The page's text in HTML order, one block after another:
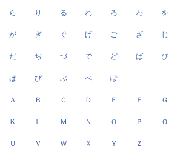
ら り る れ ろ わ を
が ぎ ぐ げ ご ざ じ
だ ぢ づ で ど ば び
ぱ ぴ ぷ ぺ ぽ
Ａ Ｂ Ｃ Ｄ Ｅ Ｆ Ｇ
Ｋ Ｌ Ｍ Ｎ Ｏ Ｐ Ｑ
Ｕ Ｖ Ｗ Ｘ Ｙ Ｚ